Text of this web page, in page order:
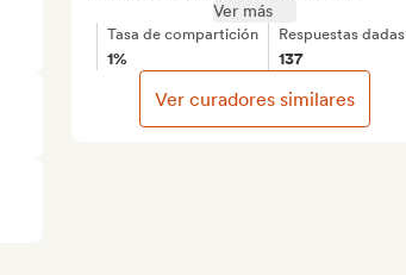
Ver más
Tasa de compartición
1%
Respuestas dadas
137
Ver curadores similares